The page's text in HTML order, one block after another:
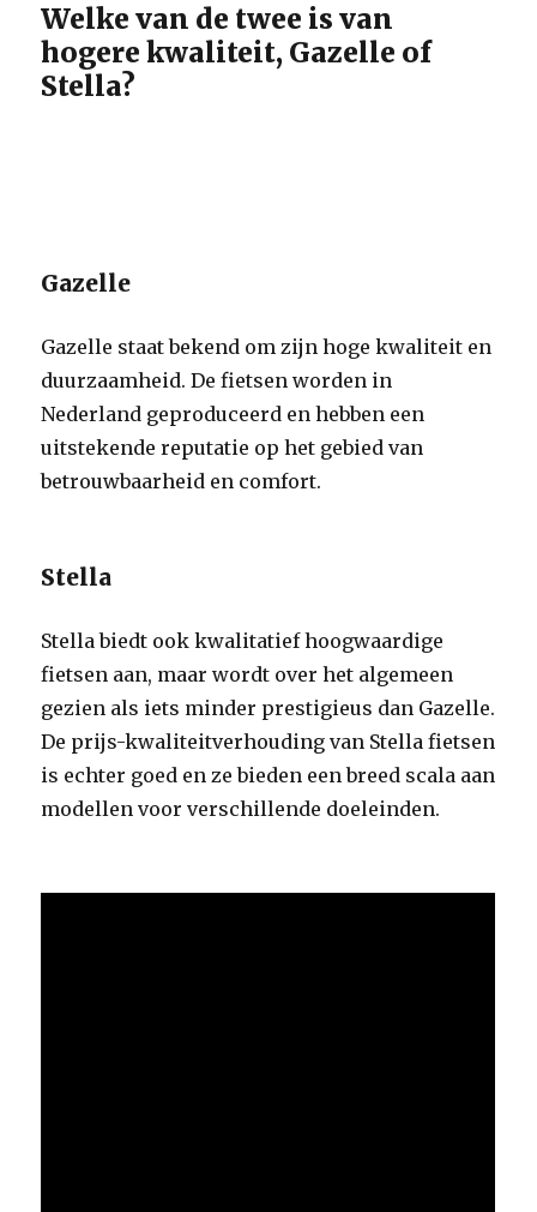
Welke van de twee is van
hogere kwaliteit, Gazelle of
Stella?
Gazelle
Gazelle staat bekend om zijn hoge kwaliteit en
duurzaamheid. De fietsen worden in
Nederland geproduceerd en hebben een
uitstekende reputatie op het gebied van
betrouwbaarheid en comfort.
Stella
Stella biedt ook kwalitatief hoogwaardige
fietsen aan, maar wordt over het algemeen
gezien als iets minder prestigieus dan Gazelle.
De prijs-kwaliteitverhouding van Stella fietsen
is echter goed en ze bieden een breed scala aan
modellen voor verschillende doeleinden.